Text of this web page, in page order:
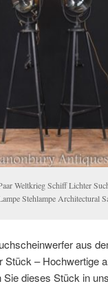
Weltkrieg Schiff Lichter
Stehlampe Architectural
aus
Stück – Hochwertige
dieses Stück in